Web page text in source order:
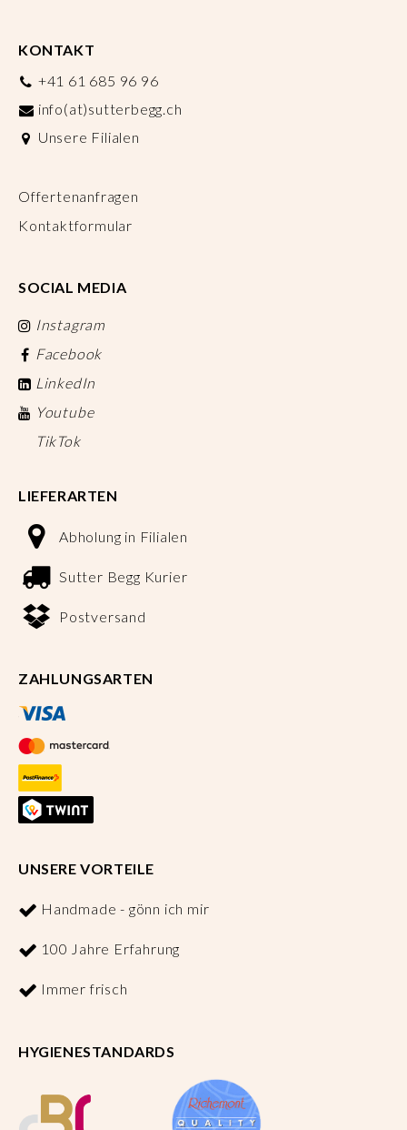
KONTAKT
+41 61 685 96 96
info(at)sutterbegg.ch
Unsere Filialen
Offertenanfragen
Kontaktformular
SOCIAL MEDIA
Instagram
Facebook
LinkedIn
Youtube
TikTok
LIEFERARTEN
Abholung in Filialen
Sutter Begg Kurier
Postversand
ZAHLUNGSARTEN
UNSERE VORTEILE
Handmade - gönn ich mir
100 Jahre Erfahrung
Immer frisch
HYGIENESTANDARDS